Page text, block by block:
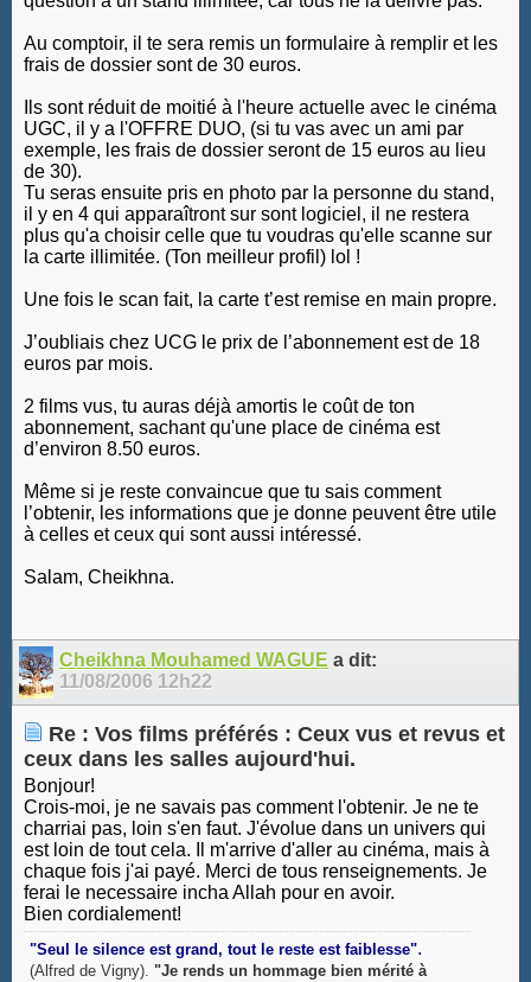
Au comptoir, il te sera remis un formulaire à remplir et les
frais de dossier sont de 30 euros.
Ils sont réduit de moitié à l'heure actuelle avec le cinéma
UGC, il y a l'OFFRE DUO, (si tu vas avec un ami par
exemple, les frais de dossier seront de 15 euros au lieu
de 30).
Tu seras ensuite pris en photo par la personne du stand,
il y en 4 qui apparaîtront sur sont logiciel, il ne restera
plus qu'a choisir celle que tu voudras qu'elle scanne sur
la carte illimitée. (Ton meilleur profil) lol !
Une fois le scan fait, la carte t’est remise en main propre.
J’oubliais chez UCG le prix de l’abonnement est de 18
euros par mois.
2 films vus, tu auras déjà amortis le coût de ton
abonnement, sachant qu'une place de cinéma est
d’environ 8.50 euros.
Même si je reste convaincue que tu sais comment
l’obtenir, les informations que je donne peuvent être utile
à celles et ceux qui sont aussi intéressé.
Salam, Cheikhna.
Cheikhna Mouhamed WAGUE a dit:
11/08/2006 12h22
Re : Vos films préférés : Ceux vus et revus et
ceux dans les salles aujourd'hui.
Bonjour!
Crois-moi, je ne savais pas comment l'obtenir. Je ne te
charriai pas, loin s'en faut. J'évolue dans un univers qui
est loin de tout cela. Il m'arrive d'aller au cinéma, mais à
chaque fois j'ai payé. Merci de tous renseignements. Je
ferai le necessaire incha Allah pour en avoir.
Bien cordialement!
"Seul le silence est grand, tout le reste est faiblesse".
(Alfred de Vigny). "Je rends un hommage bien mérité à